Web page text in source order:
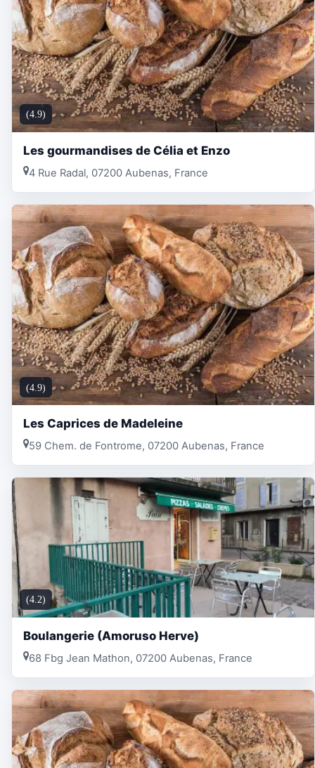
(4.9)
Les gourmandises de Célia et Enzo
4 Rue Radal, 07200 Aubenas, France
(4.9)
Les Caprices de Madeleine
59 Chem. de Fontrome, 07200 Aubenas, France
(4.2)
Boulangerie (Amoruso Herve)
68 Fbg Jean Mathon, 07200 Aubenas, France